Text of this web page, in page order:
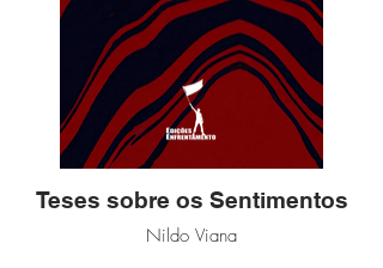
Teses sobre os Sentimentos
Nildo Viana